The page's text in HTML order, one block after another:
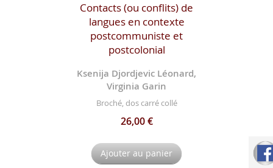
Contacts (ou conflits) de
langues en contexte
postcommuniste et
postcolonial
Ksenija Djordjevic Léonard,
Virginia Garin
Broché, dos carré collé
26,00 €
Ajouter au panier